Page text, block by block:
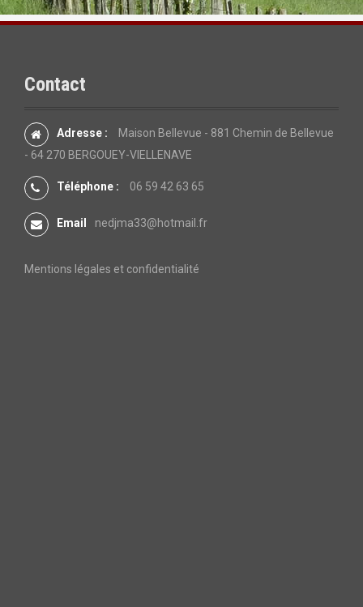
Contact
Adresse :
Maison Bellevue - 881 Chemin de Bellevue
- 64 270 BERGOUEY-VIELLENAVE
Téléphone : 06 59 42 63 65
Email nedjma33@hotmail.fr
Mentions légales et confidentialité